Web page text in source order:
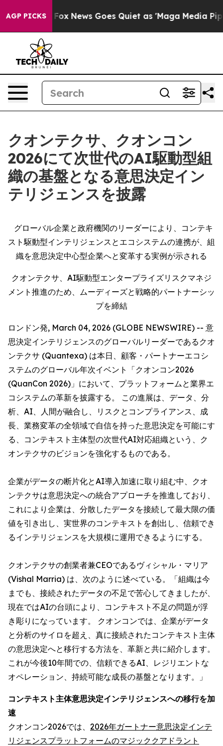
AGP PICKS
Exist Fox News Goes Quiet as 'Maga Media
クオンテクサ、クオンコン
2026にて次世代のAI駆動型組
織の基盤となる意思決定イン
テリジェンスを披露
グローバル企業と政府機関のリーダーにより、コンテキ
スト駆動型インテリジェンスとエコシステムの連携が、組
織を意思決定中心型企業へと変革する実例が示される
クオンテクサ、AI駆動型エンタープライズリスクマネジ
メント推進のため、ムーディーズと戦略的パートナーシッ
プを締結
ロンドン発, March 04, 2026 (GLOBE NEWSWIRE) -- 意
思決定インテリジェンスのグローバルリーダーであるクオ
ンテクサ (Quantexa) は本日、顧客・パートナーエコシ
ステムのグローバル年次イベント「クオンコン2026
(QuanCon 2026)」において、プラットフォームと業界エ
コシステムの革新を披露する。 この進展は、データ、分
析、AI、人間が融合し、リスクとコンプライアンス、成
長、業務変革の全領域で自信を持った意思決定を可能にす
る、コンテキスト主体型の次世代AI対応組織という、ク
オンテクサのビジョンを強化するものである。
企業がデータの断片化とAI導入加速に取り組む中、クオ
ンテクサは意思決定への統合アプローチを推進しており、
これにより企業は、分散したデータを接続して最大限の価
値を引き出し、実世界のコンテキストを創出し、信頼でき
るインテリジェンスを大規模に運用できるようにする。
クオンテクサの創業者兼CEOであるヴィシャル・マリア
(Vishal Marria) は、次のように述べている。「組織は今
までも、接続されたデータの不足で苦心してきましたが、
現在ではAIの台頭により、コンテキスト不足の問題が浮
き彫りになっています。 クオンコンでは、企業がデータ
と分析のサイロを超え、真に接続されたコンテキスト主体
の意思決定へと移行する方法を、革新と共に紹介します。
これが今後10年間での、信頼できるAI、レジリエントな
オペレーション、持続可能な成長の基盤となります。」
コンテキスト主体意思決定インテリジェンスへの移行を加
速
クオンコン2026では、 2026年ガートナー意思決定インテ
リジェンスプラットフォームのマジッククアドラント